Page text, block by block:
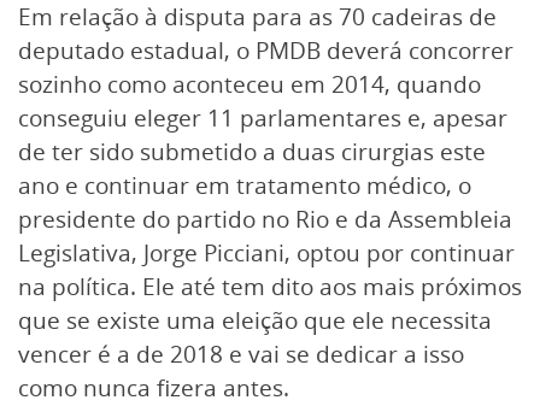
Em relação à disputa para as 70 cadeiras de
deputado estadual, o PMDB deverá concorrer
sozinho como aconteceu em 2014, quando
conseguiu eleger 11 parlamentares e, apesar
de ter sido submetido a duas cirurgias este
ano e continuar em tratamento médico, o
presidente do partido no Rio e da Assembleia
Legislativa, Jorge Picciani, optou por continuar
na política. Ele até tem dito aos mais próximos
que se existe uma eleição que ele necessita
vencer é a de 2018 e vai se dedicar a isso
como nunca fizera antes.